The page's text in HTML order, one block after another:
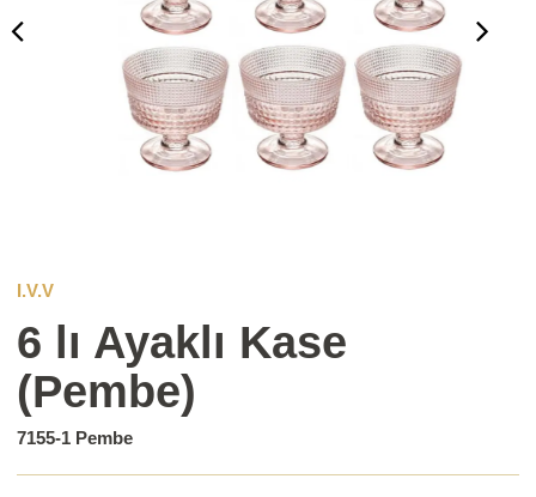
I.V.V
6 lı Ayaklı Kase
(Pembe)
7155-1 Pembe